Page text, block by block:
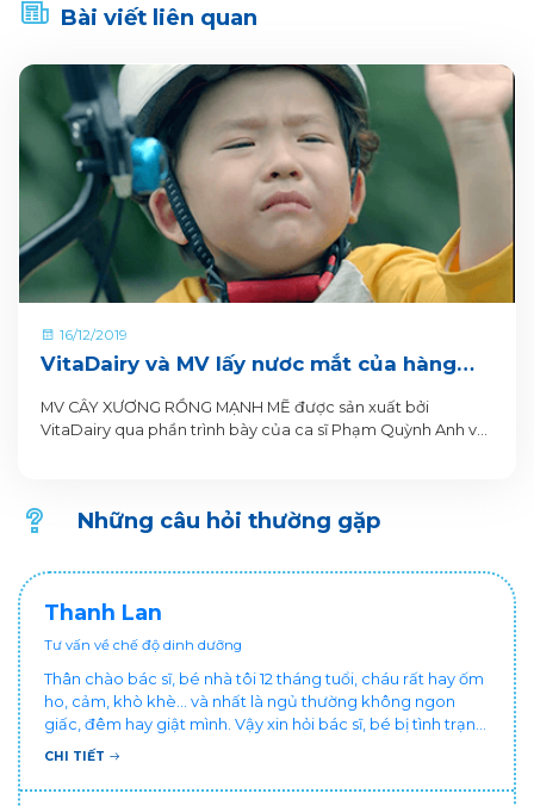
Bài viết liên quan
16/12/2019
VitaDairy và MV lấy nươc mắt của hàng
triệu bà mẹ
MV CÂY XƯƠNG RỒNG MẠNH MẼ được sản xuất bởi
VitaDairy qua phần trình bày của ca sĩ Phạm Quỳnh Anh với
Những câu hỏi thường gặp
Thanh Lan
Tư vấn về chế độ dinh dưỡng
Thân chào bác sĩ, bé nhà tôi 12 tháng tuổi, cháu rất hay ốm
ho, cảm, khò khè... và nhất là ngủ thường không ngon
giấc, đêm hay giật mình. Vậy xin hỏi bác sĩ, bé bị tình trạng
vậy nên làm sao để con khỏe mạnh và ngủ ngon giấc hơn
chăm cháu hay ốm ạ?. Cảm ơn bác sĩ.
CHI TIẾT